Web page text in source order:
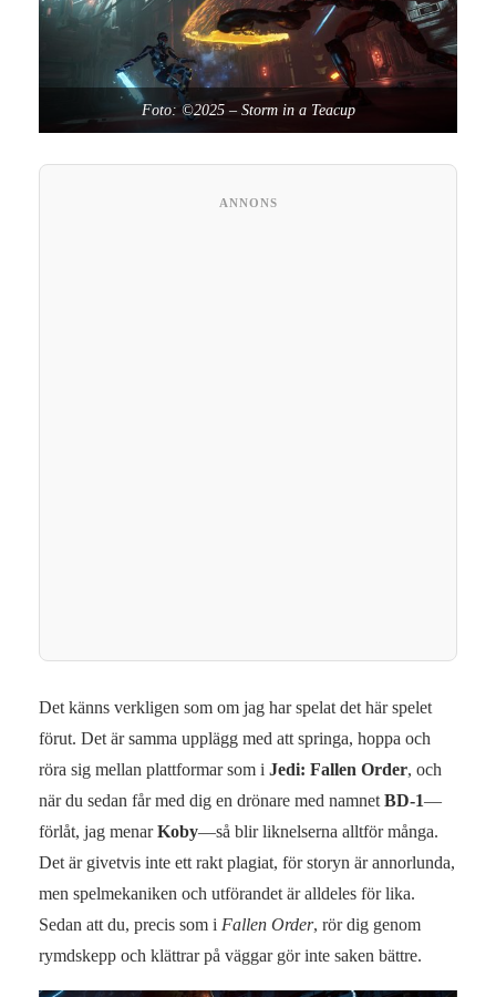
Foto: ©2025 – Storm in a Teacup
ANNONS
Det känns verkligen som om jag har spelat det här spelet
förut. Det är samma upplägg med att springa, hoppa och
röra sig mellan plattformar som i Jedi: Fallen Order, och
när du sedan får med dig en drönare med namnet BD-1—
förlåt, jag menarKoby—så blir liknelserna alltför många.
Det är givetvis inte ett rakt plagiat, för storyn är annorlunda,
men spelmekaniken och utförandet är alldeles för lika.
Sedan att du, precis som i Fallen Order, rör dig genom
rymdskepp och klättrar på väggar gör inte saken bättre.